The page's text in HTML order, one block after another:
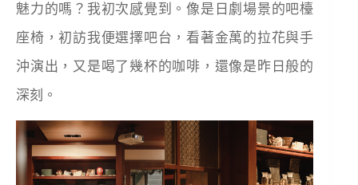
魅力的嗎？我初次感覺到。像是日劇場景的吧檯
座椅，初訪我便選擇吧台，看著金萬的拉花與手
沖演出，又是喝了幾杯的咖啡，還像是昨日般的
深刻。